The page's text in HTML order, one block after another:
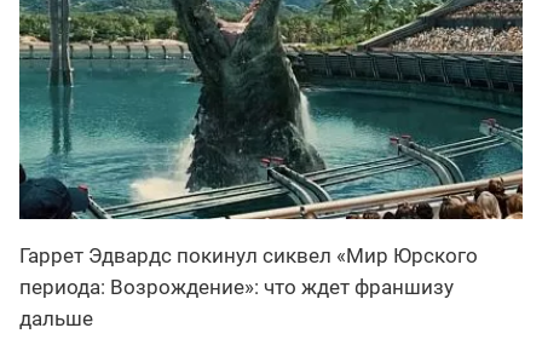
Гаррет Эдвардс покинул сиквел «Мир Юрского
периода: Возрождение»: что ждет франшизу
дальше